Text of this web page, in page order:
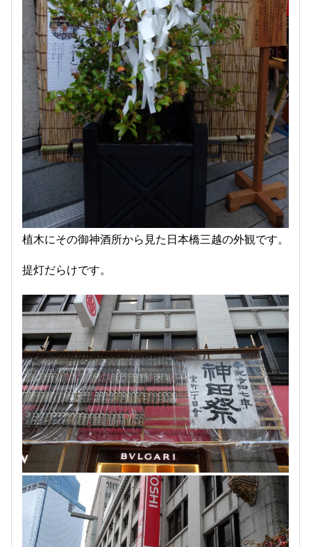
植木にその御神酒所から見た日本橋三越の外観です。
提灯だらけです。